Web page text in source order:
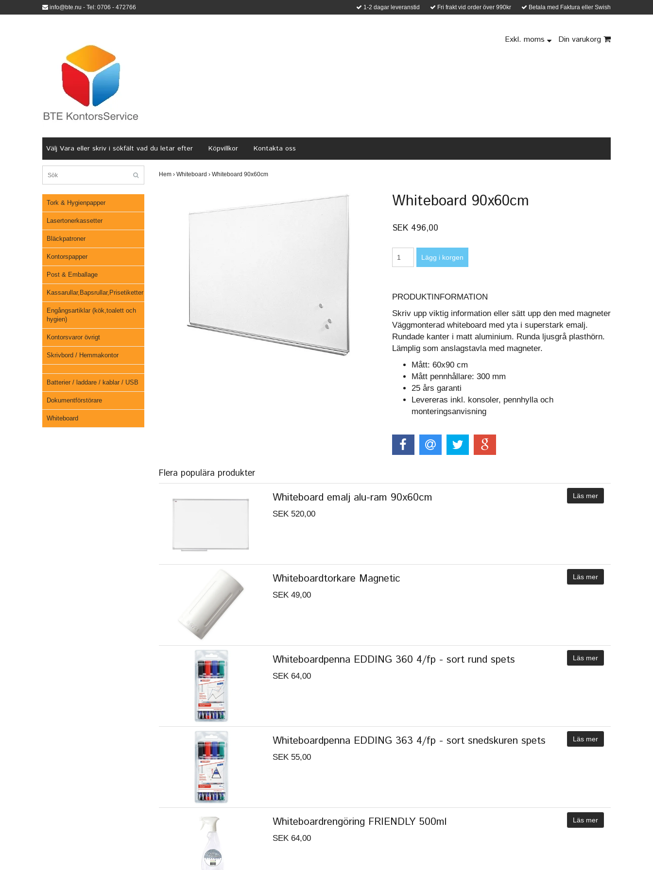
info@bte.nu - Tel: 0706 - 472766 1-2 dagar leveranstid Fri frakt vid order över 990kr Betala med Faktura eller Swish
Exkl. moms Din varukorg
Välj Vara eller skriv i sökfält vad du letar efter Köpvillkor Kontakta oss
Tork & Hygienpapper
Lasertonerkassetter
Bläckpatroner
Kontorspapper
Post & Emballage
Kassarullar,Bapsrullar,Prisetiketter
Engångsartiklar (kök,toalett och
hygien)
Kontorsvaror övrigt
Skrivbord / Hemmakontor
Batterier / laddare / kablar / USB
Dokumentförstörare
Whiteboard
Hem › Whiteboard › Whiteboard 90x60cm
Whiteboard 90x60cm
SEK 496,00
PRODUKTINFORMATION
Skriv upp viktig information eller sätt upp den med magneter
Väggmonterad whiteboard med yta i superstark emalj.
Rundade kanter i matt aluminium. Runda ljusgrå plasthörn.
Lämplig som anslagstavla med magneter.
Mått: 60x90 cm
Mått pennhållare: 300 mm
25 års garanti
Levereras inkl. konsoler, pennhylla och
monteringsanvisning
Flera populära produkter
Whiteboard emalj alu-ram 90x60cm
SEK 520,00
Läs mer
Whiteboardtorkare Magnetic
SEK 49,00
Läs mer
Whiteboardpenna EDDING 360 4/fp - sort rund spets
SEK 64,00
Läs mer
Whiteboardpenna EDDING 363 4/fp - sort snedskuren spets
SEK 55,00
Läs mer
Whiteboardrengöring FRIENDLY 500ml
SEK 64,00
Läs mer